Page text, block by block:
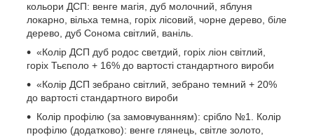
кольори ДСП: венге магія, дуб молочний, яблуня
локарно, вільха темна, горіх лісовий, чорне дерево, біле
дерево, дуб Сонома світлий, ваніль.
«Колір ДСП дуб родос светдий, горіх ліон світлий,
горіх Тьєполо + 16% до вартості стандартного вироби
«Колір ДСП зебрано світлий, зебрано темний + 20%
до вартості стандартного вироби
Колір профілю (за замовчуванням): срібло №1. Колір
профілю (додатково): венге глянець, світле золото,